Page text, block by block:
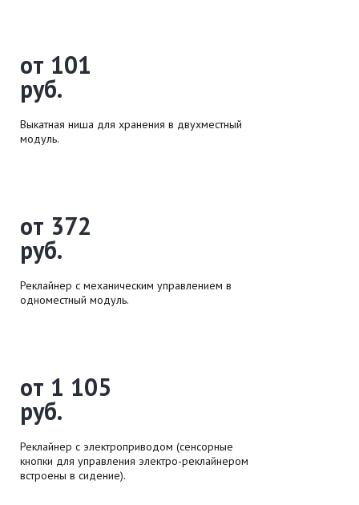
от 101
руб.
Выкатная ниша для хранения в двухместный
модуль.
от 372
руб.
Реклайнер с механическим управлением в
одноместный модуль.
от 1 105
руб.
Реклайнер с электроприводом (сенсорные
кнопки для управления электро-реклайнером
встроены в сидение).